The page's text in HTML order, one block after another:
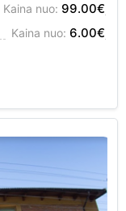
Kaina nuo: 99.00€
Kaina nuo: 6.00€